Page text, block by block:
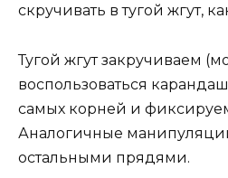
скручивать в тугой жгут,
Тугой жгут закручиваем
воспользоваться
самых корней и
Аналогичные
остальными прядями.